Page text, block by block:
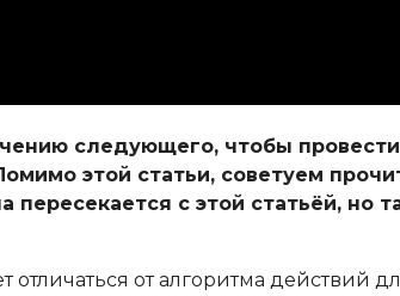
следующего, чтобы провести
этой статьи, советуем
с этой статьёй, но
от алгоритма действий